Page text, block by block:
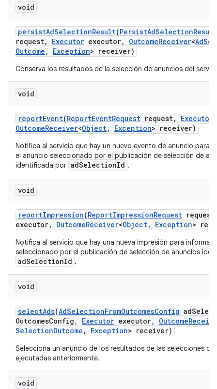
void
persistAdSelectionResult(PersistAdSelectionResult
request, Executor executor, OutcomeReceiver<Ad
Outcome , Exception> receiver)
Conserva los resultados de la selección de anuncios del
void
reportEvent(ReportEventRequest request, Executor
OutcomeReceiver<Object, Exception> receiver)
Notifica al servicio que hay un nuevo evento de anuncio para
el anuncio seleccionado por el publicación de selección de
identificada por adSelectionId .
void
reportImpression(ReportImpressionRequest request
executor, OutcomeReceiver<Object, Exception>
Notifica al servicio que hay una nueva impresión para informar
seleccionado por el publicación de selección de anuncios
adSelectionId .
void
selectAds(AdSelectionFromOutcomesConfig ad
OutcomesConfig , Executor executor, Outcome
SelectionOutcome , Exception> receiver)
Selecciona un anuncio de los resultados de las selecciones de
ejecutadas anteriormente.
void